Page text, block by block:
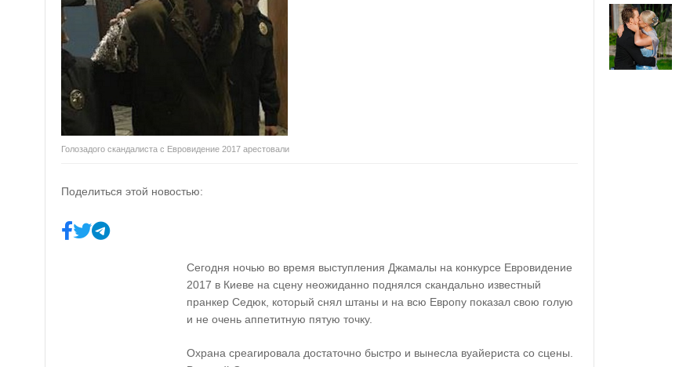
Голозадого скандалиста с Евровидение 2017 арестовали
Поделиться этой новостью:
Сегодня ночью во время выступления Джамалы на конкурсе Евровидение
2017 в Киеве на сцену неожиданно поднялся скандально известный
пранкер Седюк, который снял штаны и на всю Европу показал свою голую
и не очень аппетитную пятую точку.
Охрана среагировала достаточно быстро и вынесла вуайериста со сцены.